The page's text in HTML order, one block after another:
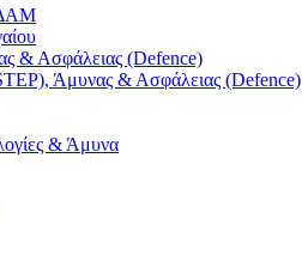
ΔΑΜ
& Ασφάλειας (Defence)
Άμυνας & Ασφάλειας (Defence)
& Άμυνα